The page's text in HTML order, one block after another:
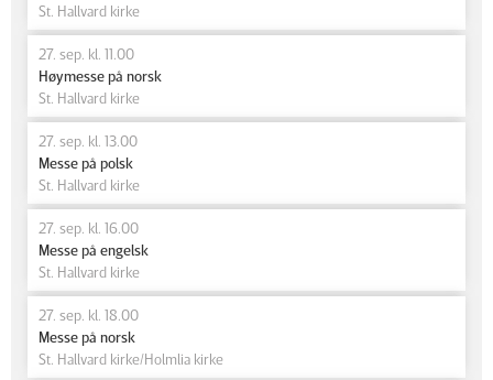
St. Hallvard kirke
27. sep. kl. 11.00
Høymesse på norsk
St. Hallvard kirke
27. sep. kl. 13.00
Messe på polsk
St. Hallvard kirke
27. sep. kl. 16.00
Messe på engelsk
St. Hallvard kirke
27. sep. kl. 18.00
Messe på norsk
St. Hallvard kirke/Holmlia kirke